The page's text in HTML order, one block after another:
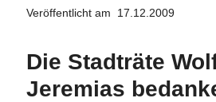
Veröffentlicht am 17.12.2009
Die Stadträte
Jeremias